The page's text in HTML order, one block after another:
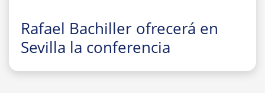
Rafael Bachiller ofrecerá en
Sevilla la conferencia
divulgativa“El gran Trío de